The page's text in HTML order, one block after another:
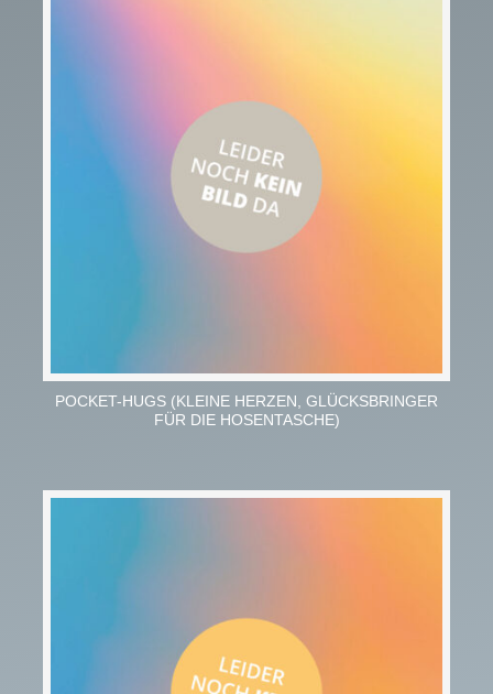
POCKET-HUGS (KLEINE HERZEN, GLÜCKSBRINGER
FÜR DIE HOSENTASCHE)